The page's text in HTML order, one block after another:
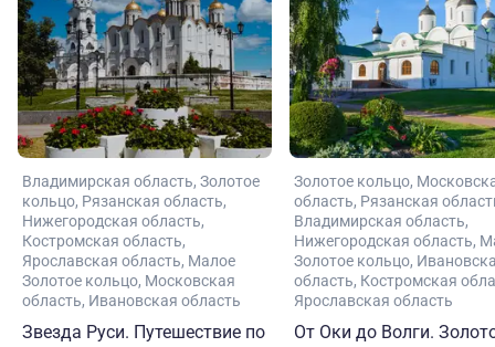
Владимирская область Золотое
кольцо Рязанская область
Нижегородская область
Костромская область
Ярославская область Малое
Золотое кольцо Московская
область Ивановская область
Звезда Руси. Путешествие по
Золотое кольцо
область Рязанская
Владимирская область
Нижегородская область
Золотое кольцо
область Костромская
Ярославская область
От Оки до Волги.